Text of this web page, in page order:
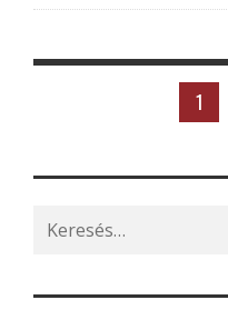
1
Search
for: